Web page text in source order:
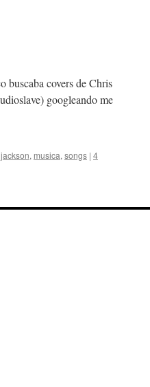
buscaba covers de Chris
googleando me
, musica, songs | 4